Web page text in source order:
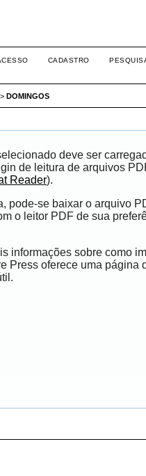
CADASTRO
> DOMINGOS
deve ser
de leitura de arquivos
Reader).
pode-se baixar o arquivo
o leitor PDF de sua
informações sobre como
Press oferece uma página